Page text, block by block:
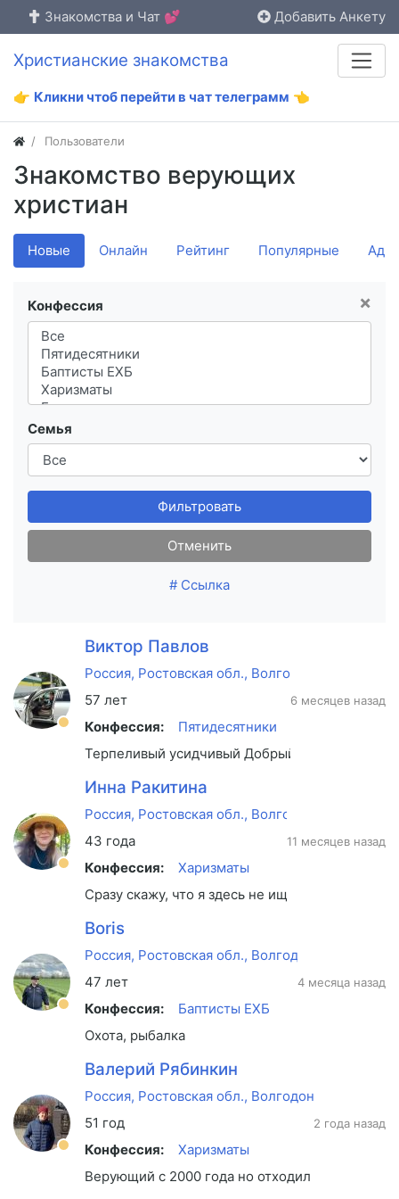
Знакомства и Чат 💕 Добавить Анкету
Христианские знакомства
👉 Кликни чтоб перейти в чат телеграмм 👈
Пользователи
Знакомство верующих
христиан
Новые Онлайн Рейтинг Популярные
×
Конфессия
Семья
Фильтровать
Отменить
# Ссылка
Виктор Павлов
Россия, Ростовская обл., Волгодонск
57 лет
Конфессия:
Пятидесятники
Терпеливый усидчивый Добрый спокойный
6 месяцев назад
Инна Ракитина
Россия, Ростовская обл., Волгодонск
43 года
Конфессия:
Харизматы
Сразу скажу, что я здесь не ищу мужа. Ищу
11 месяцев назад
Boris
Россия, Ростовская обл., Волгодонск
47 лет
Конфессия:
Баптисты ЕХБ
Охота, рыбалка
4 месяца назад
Валерий Рябинкин
Россия, Ростовская обл., Волгодонск
51 год
Конфессия:
Харизматы
Верующий с 2000 года но отходил от Бога с
2 года назад